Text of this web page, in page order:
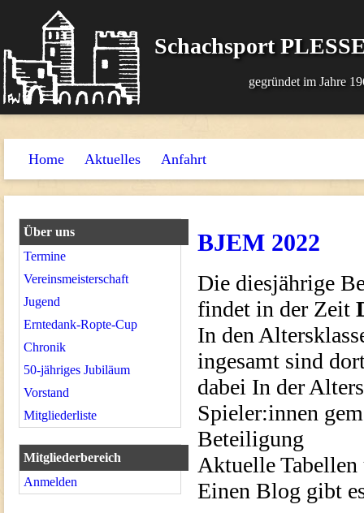
Schachsport
gegründet im Jahre
Home Aktuelles Anfahrt
Über uns
Termine
Vereinsmeisterschaft
Jugend
Erntedank-Ropte-Cup
Chronik
50-jähriges Jubiläum
Vorstand
Mitgliederliste
Mitgliederbereich
Anmelden
BJEM 2022
Die diesjährige
findet in der Zeit
In den
ingesamt sind
dabei In der
Spieler:innen
Beteiligung
Aktuelle
Einen Blog gibt